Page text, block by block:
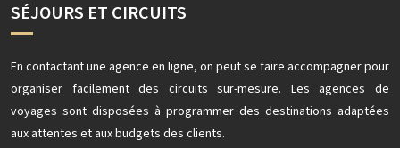
SÉJOURS ET CIRCUITS
En contactant une agence en ligne, on peut se faire accompagner pour
organiser facilement des circuits sur-mesure. Les agences de
voyages sont disposées à programmer des destinations adaptées
aux attentes et aux budgets des clients.